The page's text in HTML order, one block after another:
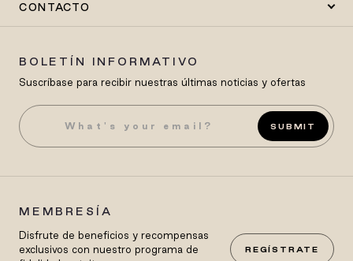
CONTACTO
BOLETÍN INFORMATIVO
Suscríbase para recibir nuestras últimas noticias y ofertas
SUBMIT
MEMBRESÍA
Disfrute de beneficios y recompensas
exclusivos con nuestro programa de
REGÍSTRATE